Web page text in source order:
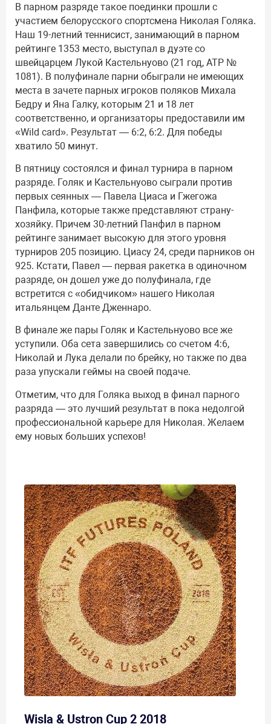
В парном разряде такое поединки прошли с
участием белорусского спортсмена Николая Голяка.
Наш 19-летний теннисист, занимающий в парном
рейтинге 1353 место, выступал в дуэте со
швейцарцем Лукой Кастельнуово (21 год, АТР №
1081). В полуфинале парни обыграли не имеющих
места в зачете парных игроков поляков Михала
Бедру и Яна Галку, которым 21 и 18 лет
соответственно, и организаторы предоставили им
«Wild card». Результат — 6:2, 6:2. Для победы
хватило 50 минут.
В пятницу состоялся и финал турнира в парном
разряде. Голяк и Кастельнуово сыграли против
первых сеянных — Павела Циаса и Гжегожа
Панфила, которые также представляют страну-
хозяйку. Причем 30-летний Панфил в парном
рейтинге занимает высокую для этого уровня
турниров 205 позицию. Циасу 24, среди парников он
925. Кстати, Павел — первая ракетка в одиночном
разряде, он дошел уже до полуфинала, где
встретится с «обидчиком» нашего Николая
итальянцем Данте Дженнаро.
В финале же пары Голяк и Кастельнуово все же
уступили. Оба сета завершились со счетом 4:6,
Николай и Лука делали по брейку, но также по два
раза упускали геймы на своей подаче.
Отметим, что для Голяка выход в финал парного
разряда — это лучший результат в пока недолгой
профессиональной карьере для Николая. Желаем
ему новых больших успехов!
Wisla & Ustron Cup 2 2018